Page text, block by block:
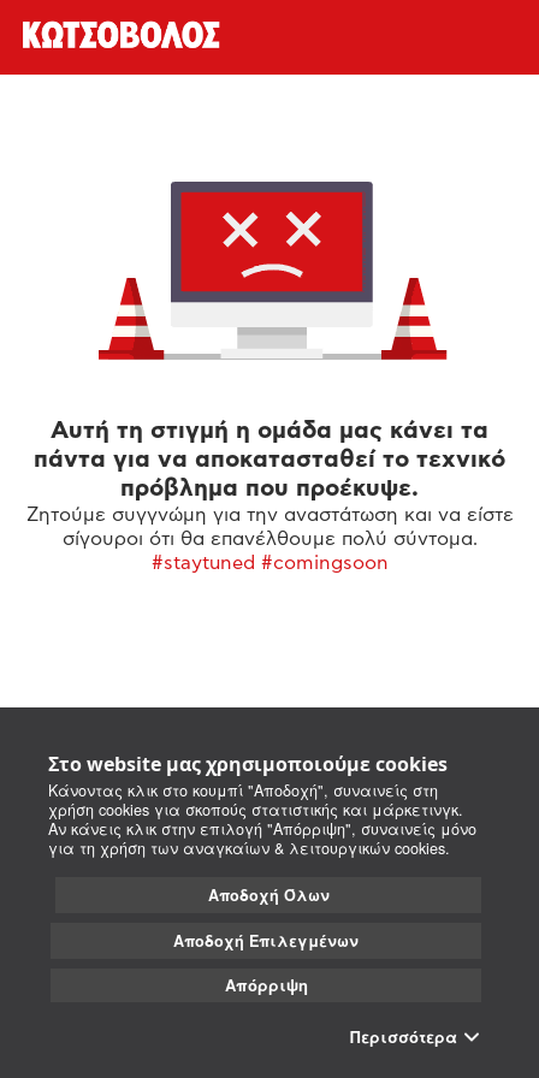
Στο website μας χρησιμοποιούμε cookies
Κάνοντας κλικ στο κουμπί "Αποδοχή", συναινείς στη
χρήση cookies για σκοπούς στατιστικής και μάρκετινγκ.
Αν κάνεις κλικ στην επιλογή "Απόρριψη", συναινείς μόνο
για τη χρήση των αναγκαίων & λειτουργικών cookies.
Αποδοχή Όλων
Αποδοχή Επιλεγμένων
Απόρριψη
Περισσότερα
Αυτή τη στιγμή η ομάδα μας κάνει τα
πάντα για να αποκατασταθεί το τεχνικό
πρόβλημα που προέκυψε.
Ζητούμε συγγνώμη για την αναστάτωση και να είστε
σίγουροι ότι θα επανέλθουμε πολύ σύντομα.
#staytuned #comingsoon